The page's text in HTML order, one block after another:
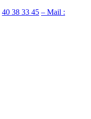
40 38 33 45 – Mail :